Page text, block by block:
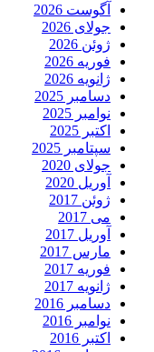
آگوست 2026
جولای 2026
ژوئن 2026
فوریه 2026
ژانویه 2026
دسامبر 2025
نوامبر 2025
اکتبر 2025
سپتامبر 2025
جولای 2020
آوریل 2020
ژوئن 2017
می 2017
آوریل 2017
مارس 2017
فوریه 2017
ژانویه 2017
دسامبر 2016
نوامبر 2016
اکتبر 2016